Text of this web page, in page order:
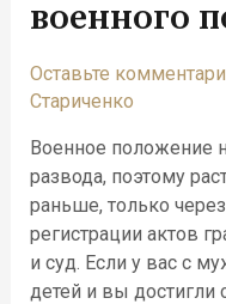
военного
Оставьте
Стариченко
Военное положение
развода, поэтому
раньше, только
регистрации актов
и суд. Если у вас с
детей и вы достигли